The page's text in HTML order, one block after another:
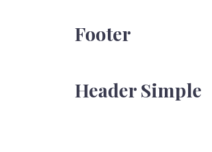
Footer
Header Simple